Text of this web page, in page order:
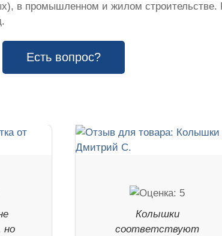
в промышленном и жилом строительстве.
Есть вопрос?
но
Колышки
соответствуют